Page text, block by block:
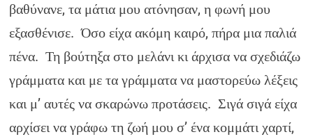
βαθύνανε, τα μάτια μου ατόνησαν, η φωνή μου
εξασθένισε. Όσο είχα ακόμη καιρό, πήρα μια παλιά
πένα. Τη βούτηξα στο μελάνι κι άρχισα να σχεδιάζω
γράμματα και με τα γράμματα να μαστορεύω λέξεις
και μ’ αυτές να σκαρώνω προτάσεις. Σιγά σιγά είχα
αρχίσει να γράφω τη ζωή μου σ’ ένα κομμάτι χαρτί,